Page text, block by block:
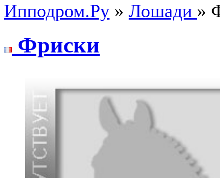
Ипподром.Ру » Лошади »
Фриски